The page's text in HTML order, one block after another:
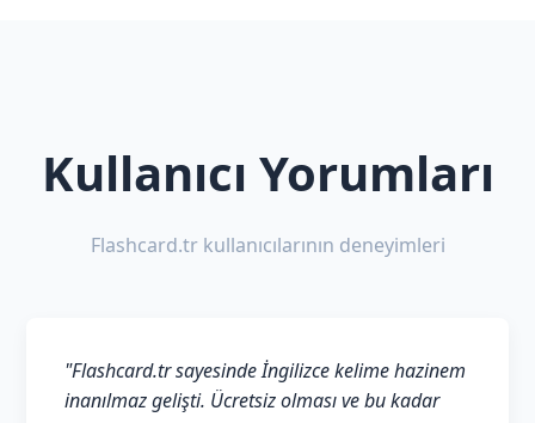
Kullanıcı Yorumları
Flashcard.tr kullanıcılarının deneyimleri
"Flashcard.tr sayesinde İngilizce kelime hazinem
inanılmaz gelişti. Ücretsiz olması ve bu kadar